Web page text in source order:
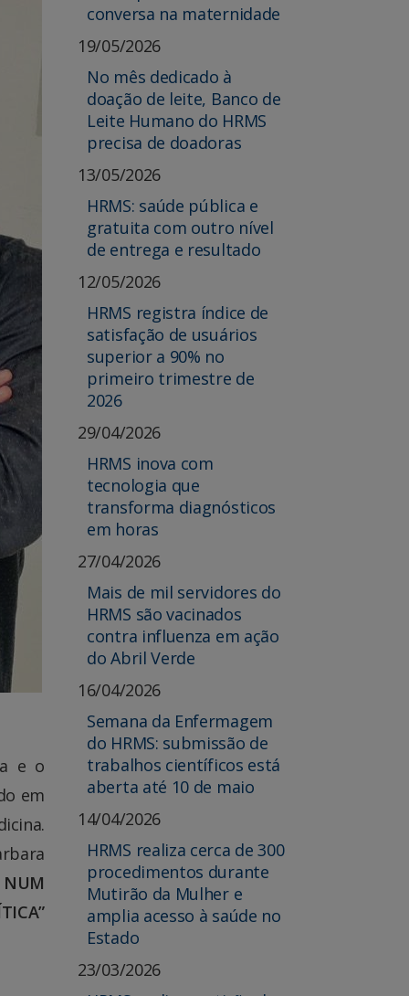
e o
em
NUM
conversa na maternidade
19/05/2026
No mês dedicado à
doação de leite, Banco de
Leite Humano do HRMS
precisa de doadoras
13/05/2026
HRMS: saúde pública e
gratuita com outro nível
de entrega e resultado
12/05/2026
HRMS registra índice de
satisfação de usuários
superior a 90% no
primeiro trimestre de
2026
29/04/2026
HRMS inova com
tecnologia que
transforma diagnósticos
em horas
27/04/2026
Mais de mil servidores do
HRMS são vacinados
contra influenza em ação
do Abril Verde
16/04/2026
Semana da Enfermagem
do HRMS: submissão de
trabalhos científicos está
aberta até 10 de maio
14/04/2026
HRMS realiza cerca de 300
procedimentos durante
Mutirão da Mulher e
amplia acesso à saúde no
Estado
23/03/2026